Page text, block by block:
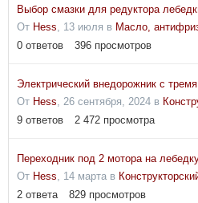
Выбор смазки для редуктора
От Hess, 13 июля в Масло,
0 ответов 396 просмотров
Электрический внедорожник с
От Hess, 26 сентября, 2024 в
9 ответов 2 472 просмотра
Переходник под 2 мотора на
От Hess, 14 марта в
2 ответа 829 просмотров